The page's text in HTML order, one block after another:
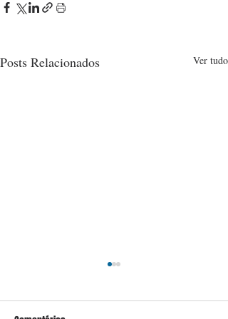
Posts Relacionados Ver tudo